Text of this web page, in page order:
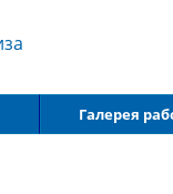
Галерея